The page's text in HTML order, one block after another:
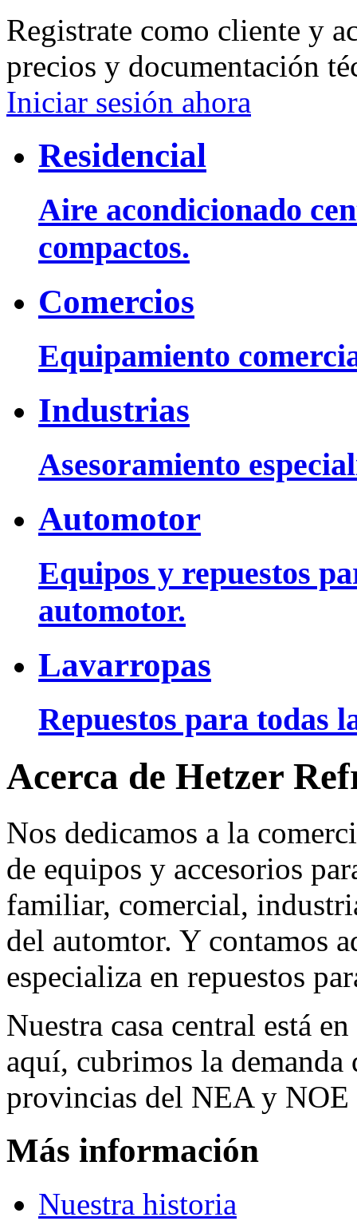
Registrate como cliente y
precios y documentación
Iniciar sesión ahora
Residencial
Aire acondicionado
compactos.
Comercios
Equipamiento
Industrias
Asesoramiento
Automotor
Equipos y repuestos
automotor.
Lavarropas
Repuestos para todas
Acerca de Hetzer
Nos dedicamos a la
de equipos y accesorios
familiar, comercial,
del automtor. Y contamos
especializa en repuestos
Nuestra casa central está
aquí, cubrimos la
provincias del NEA y NOE
Más información
Nuestra historia